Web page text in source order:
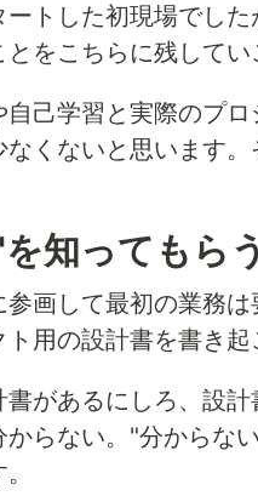
トした初現場でし
をこちらに残してい
己学習と実際のプ
くないと思います
知ってもらう
画して最初の業務
用の設計書を書き起
書があるにしろ、設
らない。"分からな